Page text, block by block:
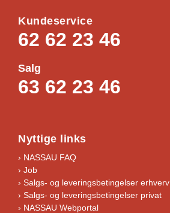
Kundeservice
62 62 23 46
Salg
63 62 23 46
Nyttige links
› NASSAU FAQ
› Job
› Salgs- og leveringsbetingelser erhverv
› Salgs- og leveringsbetingelser privat
› NASSAU Webportal